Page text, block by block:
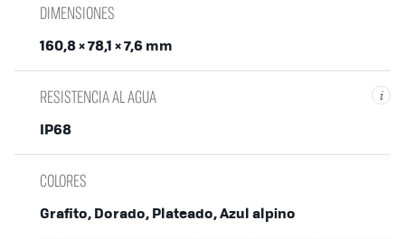
DIMENSIONES
160,8 × 78,1 × 7,6 mm
i
RESISTENCIA AL AGUA
IP68
COLORES
Grafito, Dorado, Plateado, Azul alpino